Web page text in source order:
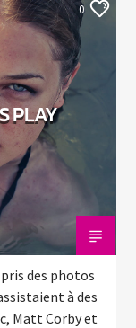
0
PLAY
des photos
à des
Matt Corby et